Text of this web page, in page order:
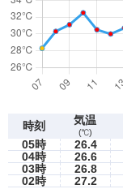
時刻 気温
(℃)
05時 26.4
04時
26.6
03時
26.8
02時
27.2